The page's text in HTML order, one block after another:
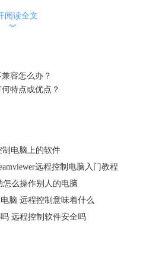
要等待的时间不一样，如果网络快的
会显示控制菜单，点击查看菜单选择
阅读全文
︾
容怎么办？
特点或优点？
制电脑上的软件
远程控制电脑入门教程
么操作别人的电脑
脑 远程控制意味着什么
远程控制软件安全吗